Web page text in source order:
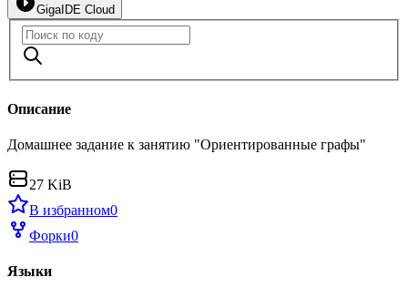
GigaIDE Cloud
Описание
Домашнее задание к занятию "Ориентированные графы"
27 KiB
В избранном0
Форки0
Языки